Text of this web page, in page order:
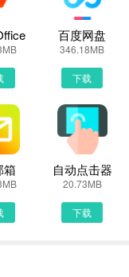
几乎所有常见文件
目
值
效
理时间
百度网盘
346.18MB
下载
箱 自动点击器
20.73MB
下载